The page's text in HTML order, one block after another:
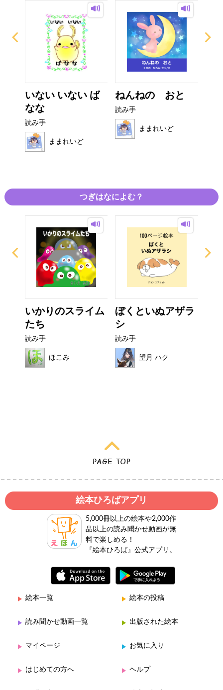
いない いない ば
なな
読み手
ままれいど
ねんねの おと
読み手
ままれいど
つぎはなによむ？
いかりのスライム
たち
読み手
ほこみ
ぼくといぬアザラ
シ
読み手
望月 ハク
絵本ひろばアプリ
5,000冊以上の絵本や2,000作
品以上の読み聞かせ動画が無
料で楽しめる！
『絵本ひろば』公式アプリ。
絵本一覧 絵本の投稿
読み聞かせ動画一覧 出版された絵本
マイページ お気に入り
はじめての方へ ヘルプ